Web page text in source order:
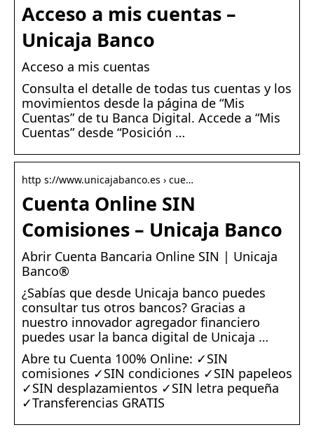
Acceso a mis cuentas –
Unicaja Banco
Acceso a mis cuentas
Consulta el detalle de todas tus cuentas y los
movimientos desde la página de “Mis
Cuentas” de tu Banca Digital. Accede a “Mis
Cuentas” desde “Posición …
http s://www.unicajabanco.es › cue…
Cuenta Online SIN
Comisiones – Unicaja Banco
Abrir Cuenta Bancaria Online SIN | Unicaja
Banco®
¿Sabías que desde Unicaja banco puedes
consultar tus otros bancos? Gracias a
nuestro innovador agregador financiero
puedes usar la banca digital de Unicaja …
Abre tu Cuenta 100% Online: ✓SIN
comisiones ✓SIN condiciones ✓SIN papeleos
✓SIN desplazamientos ✓SIN letra pequeña
✓Transferencias GRATIS